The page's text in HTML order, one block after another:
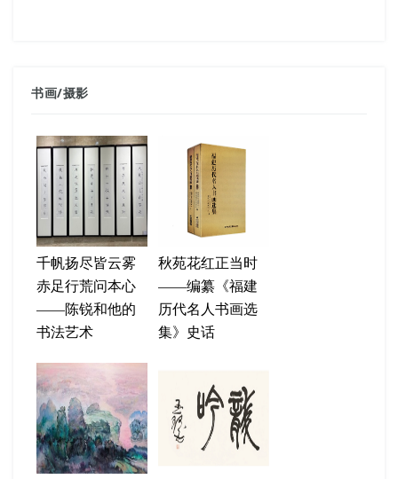
书画/摄影
千帆扬尽皆云雾
赤足行荒问本心
——陈锐和他的
书法艺术
秋苑花红正当时
——编纂《福建
历代名人书画选
集》史话